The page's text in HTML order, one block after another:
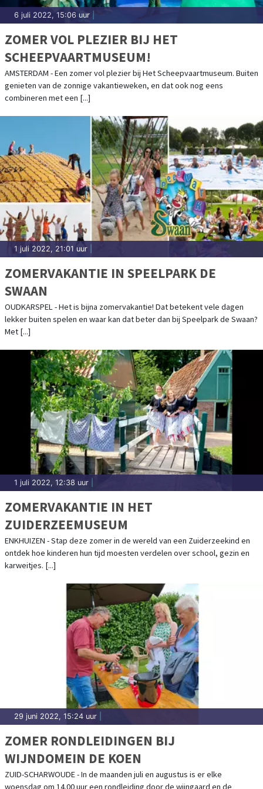
6 juli 2022, 15:06 uur
ZOMER VOL PLEZIER BIJ HET
SCHEEPVAARTMUSEUM!
AMSTERDAM - Een zomer vol plezier bij Het Scheepvaartmuseum. Buiten
genieten van de zonnige vakantieweken, en dat ook nog eens
combineren met een [...]
1 juli 2022, 21:01 uur
ZOMERVAKANTIE IN SPEELPARK DE
SWAAN
OUDKARSPEL - Het is bijna zomervakantie! Dat betekent vele dagen
lekker buiten spelen en waar kan dat beter dan bij Speelpark de Swaan?
Met [...]
1 juli 2022, 12:38 uur
ZOMERVAKANTIE IN HET
ZUIDERZEEMUSEUM
ENKHUIZEN - Stap deze zomer in de wereld van een Zuiderzeekind en
ontdek hoe kinderen hun tijd moesten verdelen over school, gezin en
karweitjes. [...]
29 juni 2022, 15:24 uur
ZOMER RONDLEIDINGEN BIJ
WIJNDOMEIN DE KOEN
ZUID-SCHARWOUDE - In de maanden juli en augustus is er elke
woensdag om 14.00 uur een rondleiding door de wijngaard en de